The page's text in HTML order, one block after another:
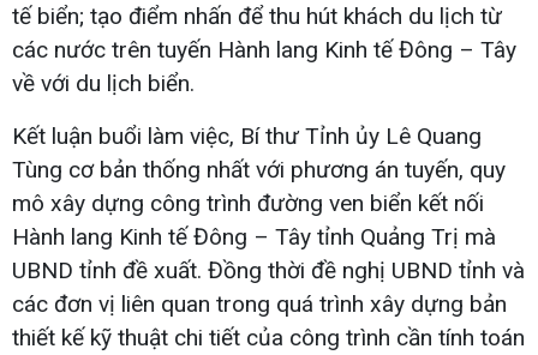
tế biển; tạo điểm nhấn để thu hút khách du lịch từ
các nước trên tuyến Hành lang Kinh tế Đông – Tây
về với du lịch biển.
Kết luận buổi làm việc, Bí thư Tỉnh ủy Lê Quang
Tùng cơ bản thống nhất với phương án tuyến, quy
mô xây dựng công trình đường ven biển kết nối
Hành lang Kinh tế Đông – Tây tỉnh Quảng Trị mà
UBND tỉnh đề xuất. Đồng thời đề nghị UBND tỉnh và
các đơn vị liên quan trong quá trình xây dựng bản
thiết kế kỹ thuật chi tiết của công trình cần tính toán